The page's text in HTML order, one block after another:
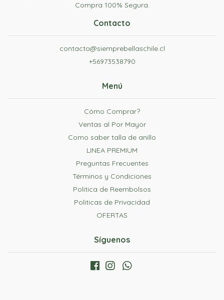
Compra 100% Segura.
Contacto
contacto@siemprebellaschile.cl
+56973538790
Menú
Cómo Comprar?
Ventas al Por Mayor
Como saber talla de anillo
LINEA PREMIUM
Preguntas Frecuentes
Términos y Condiciones
Politica de Reembolsos
Politicas de Privacidad
OFERTAS
Síguenos